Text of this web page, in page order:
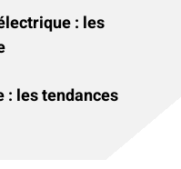
: les
: les tendances